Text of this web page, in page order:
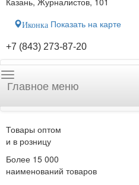
Иконка Показать на карте
+7 (843) 273-87-20
Главное меню
Товары оптом
и в розницу
Более 15 000
наименований товаров